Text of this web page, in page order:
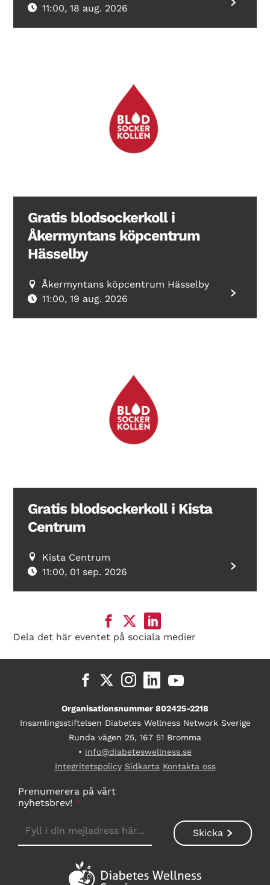
11:00, 18 aug. 2026
Gratis blodsockerkoll i
Åkermyntans köpcentrum
Hässelby
Åkermyntans köpcentrum Hässelby
11:00, 19 aug. 2026
Gratis blodsockerkoll i Kista
Centrum
Kista Centrum
11:00, 01 sep. 2026
Dela det här eventet på sociala medier
Organisationsnummer 802425-2218
Insamlingsstiftelsen Diabetes Wellness Network Sverige
Runda vägen 25, 167 51 Bromma
• info@diabeteswellness.se
Integritetspolicy Sidkarta Kontakta oss
Prenumerera på vårt
nyhetsbrev! *